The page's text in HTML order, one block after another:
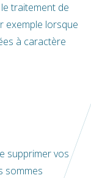
traitement de
exemple lorsque
à caractère
supprimer vos
sommes